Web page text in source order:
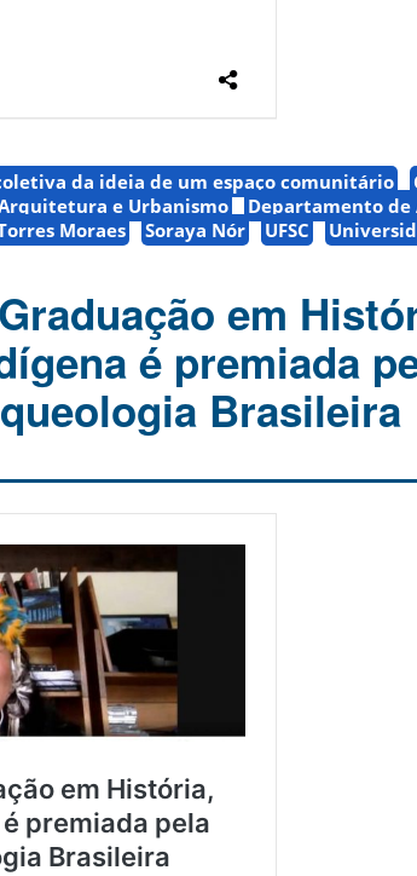
da ideia de um espaço comunitário
e Urbanismo
Departamento
Moraes Soraya Nór UFSC
em
é premiada
Brasileira